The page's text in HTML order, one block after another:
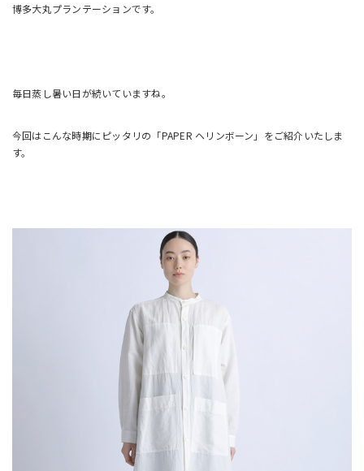
博多大丸プランテーションです。
毎日蒸し暑い日が続いていますね。
今回はこんな時期にピッタリの「PAPER ヘリンボーン」をご紹介いたしま
す。